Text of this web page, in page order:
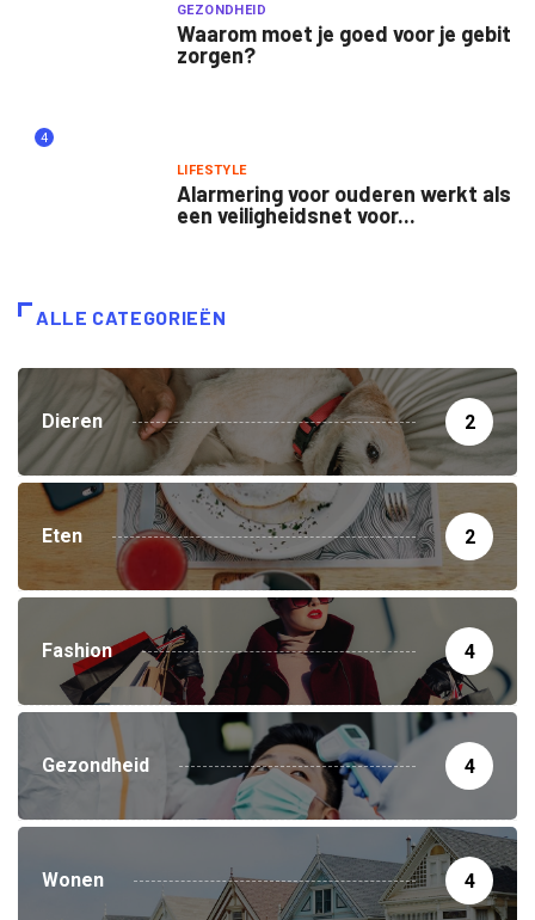
GEZONDHEID
Waarom moet je goed voor je gebit
zorgen?
4
LIFESTYLE
Alarmering voor ouderen werkt als
een veiligheidsnet voor...
ALLE CATEGORIEËN
Dieren 2
Eten 2
Fashion 4
Gezondheid 4
Wonen 4